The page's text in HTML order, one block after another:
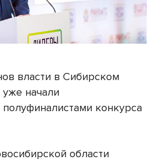
власти в Сибирском
начали
конкурса
области